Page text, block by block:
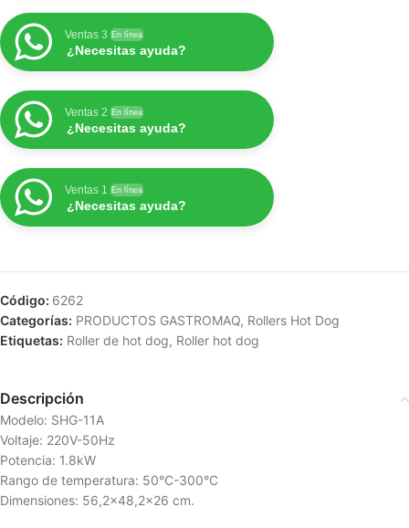
Ventas 3 En línea
¿Necesitas ayuda?
Ventas 2 En línea
¿Necesitas ayuda?
Ventas 1 En línea
¿Necesitas ayuda?
Código: 6262
Categorías: PRODUCTOS GASTROMAQ, Rollers Hot Dog
Etiquetas: Roller de hot dog, Roller hot dog
Descripción
Modelo: SHG-11A
Voltaje: 220V-50Hz
Potencia: 1.8kW
Rango de temperatura: 50°C-300°C
Dimensiones: 56,2×48,2×26 cm.